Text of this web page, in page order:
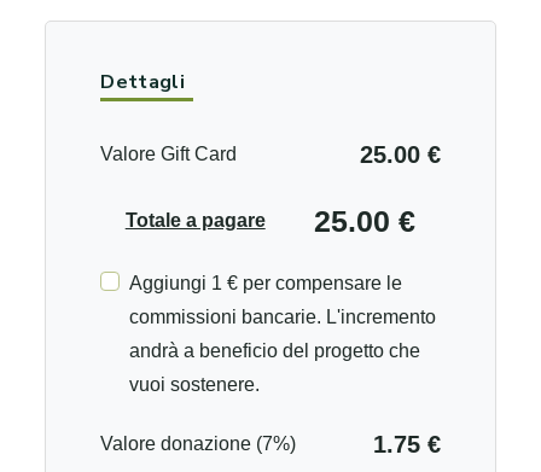
Dettagli
Valore Gift Card 25.00 €
Totale a pagare 25.00 €
Aggiungi 1 € per compensare le
commissioni bancarie. L'incremento
andrà a beneficio del progetto che
vuoi sostenere.
Valore donazione (7%) 1.75 €